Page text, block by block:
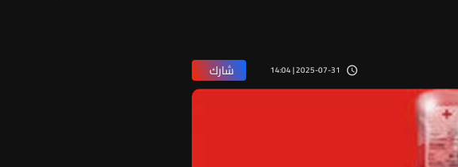
2025-07-31 | 14:04 شارك